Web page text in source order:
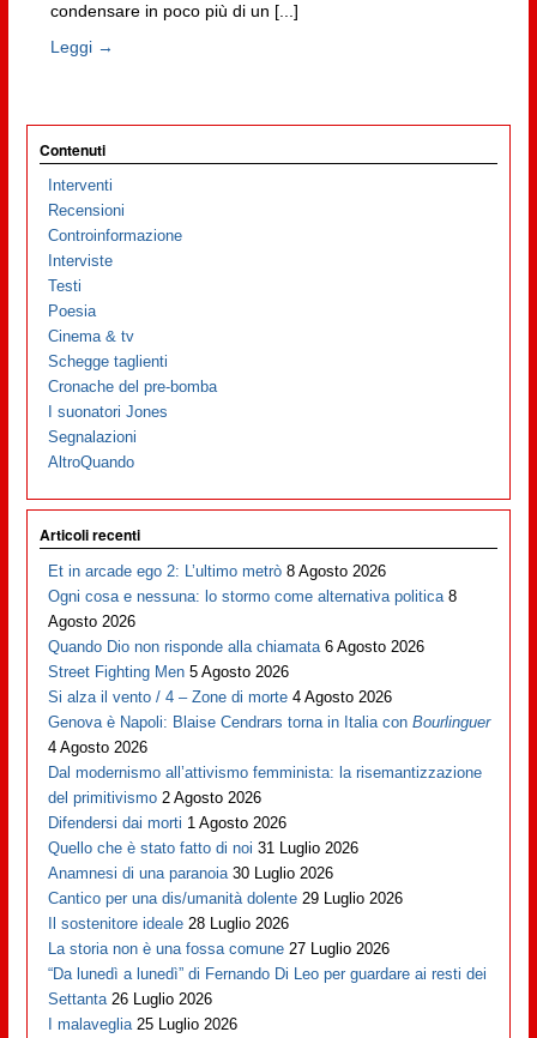
condensare in poco più di un [...]
Leggi →
Contenuti
Interventi
Recensioni
Controinformazione
Interviste
Testi
Poesia
Cinema & tv
Schegge taglienti
Cronache del pre-bomba
I suonatori Jones
Segnalazioni
AltroQuando
Articoli recenti
Et in arcade ego 2: L’ultimo metrò 8 Agosto 2026
Ogni cosa e nessuna: lo stormo come alternativa politica 8
Agosto 2026
Quando Dio non risponde alla chiamata 6 Agosto 2026
Street Fighting Men 5 Agosto 2026
Si alza il vento / 4 – Zone di morte 4 Agosto 2026
Genova è Napoli: Blaise Cendrars torna in Italia conBourlinguer
4 Agosto 2026
Dal modernismo all’attivismo femminista: la risemantizzazione
del primitivismo 2 Agosto 2026
Difendersi dai morti 1 Agosto 2026
Quello che è stato fatto di noi 31 Luglio 2026
Anamnesi di una paranoia 30 Luglio 2026
Cantico per una dis/umanità dolente 29 Luglio 2026
Il sostenitore ideale 28 Luglio 2026
La storia non è una fossa comune 27 Luglio 2026
“Da lunedì a lunedì” di Fernando Di Leo per guardare ai resti dei
Settanta 26 Luglio 2026
I malaveglia 25 Luglio 2026